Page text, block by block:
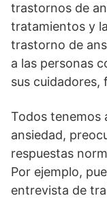
trastornos de
tratamientos y
trastorno de
a las personas
sus cuidadores,
Todos tenemos
ansiedad,
respuestas
Por ejemplo,
entrevista de